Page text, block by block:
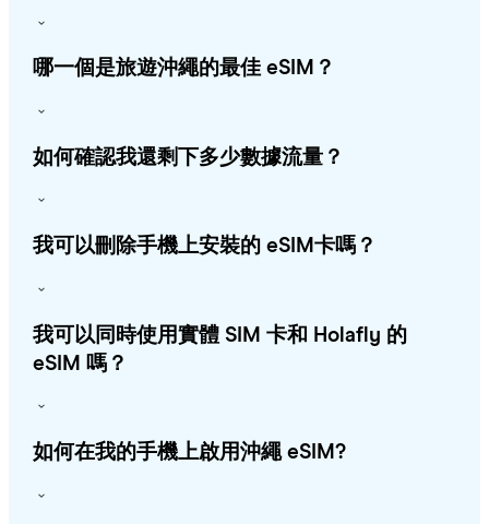
哪一個是旅遊沖繩的最佳 eSIM？
如何確認我還剩下多少數據流量？
我可以刪除手機上安裝的 eSIM卡嗎？
我可以同時使用實體 SIM 卡和 Holafly 的
eSIM 嗎？
如何在我的手機上啟用沖繩 eSIM?